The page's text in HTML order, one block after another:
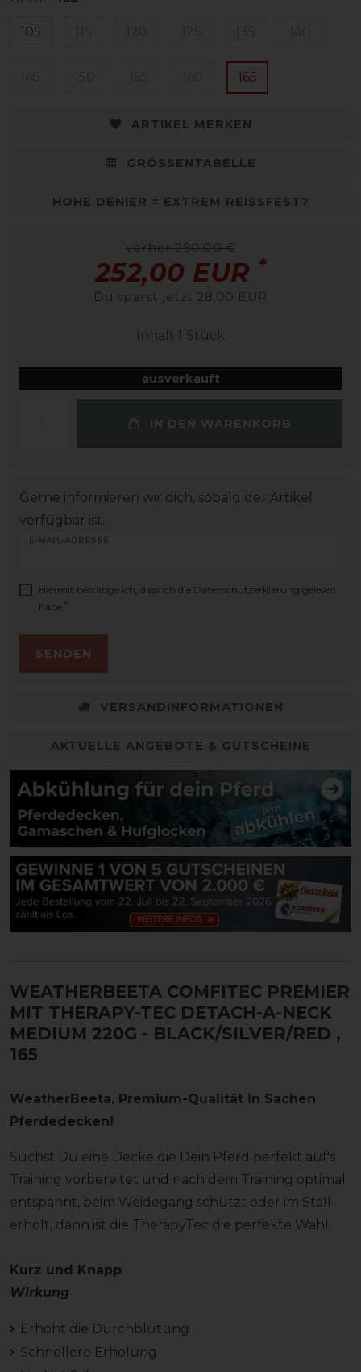
105
165
ARTIKEL MERKEN
GRÖSSENTABELLE
HOHE DENIER = EXTREM REISSFEST?
vorher 280,00 €
252,00 EUR *
Du sparst jetzt 28,00 EUR
Inhalt 1 Stück
ausverkauft
IN DEN WARENKORB
Gerne informieren wir dich, sobald der Artikel
verfügbar ist.
E-MAIL-ADRESSE
Hiermit bestätige ich, dass ich die Daten­schutz­erklärung gelesen
habe. *
SENDEN
VERSANDINFORMATIONEN
AKTUELLE ANGEBOTE & GUTSCHEINE
WEATHERBEETA COMFITEC PREMIER
MIT THERAPY-TEC DETACH-A-NECK
MEDIUM 220G - BLACK/SILVER/RED ,
165
WeatherBeeta, Premium-Qualität in Sachen
Pferdedecken!
Suchst Du eine Decke die Dein Pferd perfekt auf's
Training vorbereitet und nach dem Training optimal
entspannt, beim Weidegang schützt oder im Stall
erholt, dann ist die TherapyTec die perfekte Wahl.
Kurz und Knapp
Wirkung
Erhöht die Durchblutung
Schnellere Erholung